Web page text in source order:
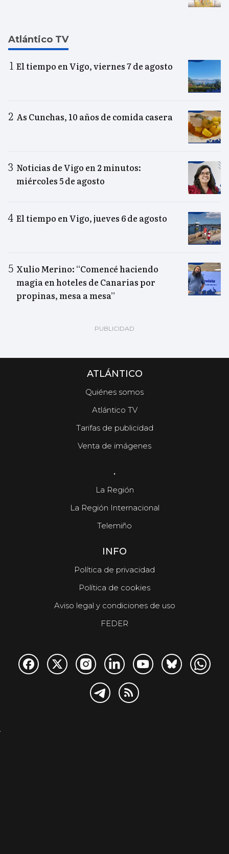
Atlántico TV
El tiempo en Vigo, viernes 7 de agosto
As Cunchas, 10 años de comida casera
Noticias de Vigo en 2 minutos:
miércoles 5 de agosto
El tiempo en Vigo, jueves 6 de agosto
Xulio Merino: “Comencé haciendo
magia en hoteles de Canarias por
propinas, mesa a mesa”
ATLÁNTICO
Quiénes somos
Atlántico TV
Tarifas de publicidad
Venta de imágenes
.
La Región
La Región Internacional
Telemiño
INFO
Política de privacidad
Política de cookies
Aviso legal y condiciones de uso
FEDER